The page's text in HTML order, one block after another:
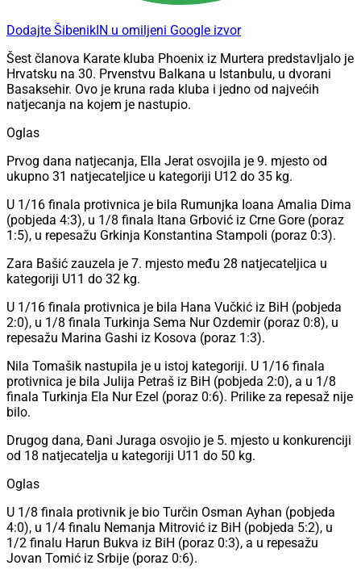
Dodajte ŠibenikIN u omiljeni Google izvor
Šest članova Karate kluba Phoenix iz Murtera predstavljalo je
Hrvatsku na 30. Prvenstvu Balkana u Istanbulu, u dvorani
Basaksehir. Ovo je kruna rada kluba i jedno od najvećih
natjecanja na kojem je nastupio.
Oglas
Prvog dana natjecanja, Ella Jerat osvojila je 9. mjesto od
ukupno 31 natjecateljice u kategoriji U12 do 35 kg.
U 1/16 finala protivnica je bila Rumunjka Ioana Amalia Dima
(pobjeda 4:3), u 1/8 finala Itana Grbović iz Crne Gore (poraz
1:5), u repesažu Grkinja Konstantina Stampoli (poraz 0:3).
Zara Bašić zauzela je 7. mjesto među 28 natjecateljica u
kategoriji U11 do 32 kg.
U 1/16 finala protivnica je bila Hana Vučkić iz BiH (pobjeda
2:0), u 1/8 finala Turkinja Sema Nur Ozdemir (poraz 0:8), u
repesažu Marina Gashi iz Kosova (poraz 1:3).
Nila Tomašik nastupila je u istoj kategoriji. U 1/16 finala
protivnica je bila Julija Petraš iz BiH (pobjeda 2:0), a u 1/8
finala Turkinja Ela Nur Ezel (poraz 0:6). Prilike za repesaž nije
bilo.
Drugog dana, Đani Juraga osvojio je 5. mjesto u konkurenciji
od 18 natjecatelja u kategoriji U11 do 50 kg.
Oglas
U 1/8 finala protivnik je bio Turčin Osman Ayhan (pobjeda
4:0), u 1/4 finalu Nemanja Mitrović iz BiH (pobjeda 5:2), u
1/2 finalu Harun Bukva iz BiH (poraz 0:3), a u repesažu
Jovan Tomić iz Srbije (poraz 0:6).